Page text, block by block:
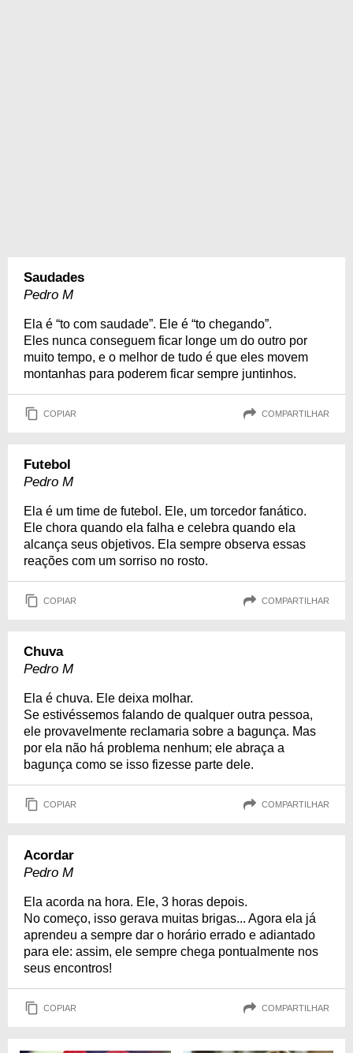
Saudades
Pedro M
Ela é “to com saudade”. Ele é “to chegando”.
Eles nunca conseguem ficar longe um do outro por
muito tempo, e o melhor de tudo é que eles movem
montanhas para poderem ficar sempre juntinhos.
COPIAR COMPARTILHAR
Futebol
Pedro M
Ela é um time de futebol. Ele, um torcedor fanático.
Ele chora quando ela falha e celebra quando ela
alcança seus objetivos. Ela sempre observa essas
reações com um sorriso no rosto.
COPIAR COMPARTILHAR
Chuva
Pedro M
Ela é chuva. Ele deixa molhar.
Se estivéssemos falando de qualquer outra pessoa,
ele provavelmente reclamaria sobre a bagunça. Mas
por ela não há problema nenhum; ele abraça a
bagunça como se isso fizesse parte dele.
COPIAR COMPARTILHAR
Acordar
Pedro M
Ela acorda na hora. Ele, 3 horas depois.
No começo, isso gerava muitas brigas... Agora ela já
aprendeu a sempre dar o horário errado e adiantado
para ele: assim, ele sempre chega pontualmente nos
seus encontros!
COPIAR COMPARTILHAR